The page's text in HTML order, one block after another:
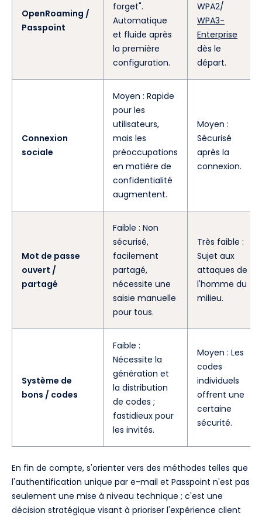
OpenRoaming /
Passpoint
forget".
Automatique
et fluide après
la première
configuration.
WPA2/
WPA3-
Enterprise
dès le
départ.
Connexion
sociale
Moyen : Rapide
pour les
utilisateurs,
mais les
préoccupations
en matière de
confidentialité
augmentent.
Moyen :
Sécurisé
après la
connexion.
Mot de passe
ouvert /
partagé
Faible : Non
sécurisé,
facilement
partagé,
nécessite une
saisie manuelle
pour tous.
Très faible :
Sujet aux
attaques de
l'homme du
milieu.
Système de
bons / codes
Faible :
Nécessite la
génération et
la distribution
de codes ;
fastidieux pour
les invités.
Moyen : Les
codes
individuels
offrent une
certaine
sécurité.
En fin de compte, s'orienter vers des méthodes telles que
l'authentification unique par e-mail et Passpoint n'est pas
seulement une mise à niveau technique ; c'est une
décision stratégique visant à prioriser l'expérience client